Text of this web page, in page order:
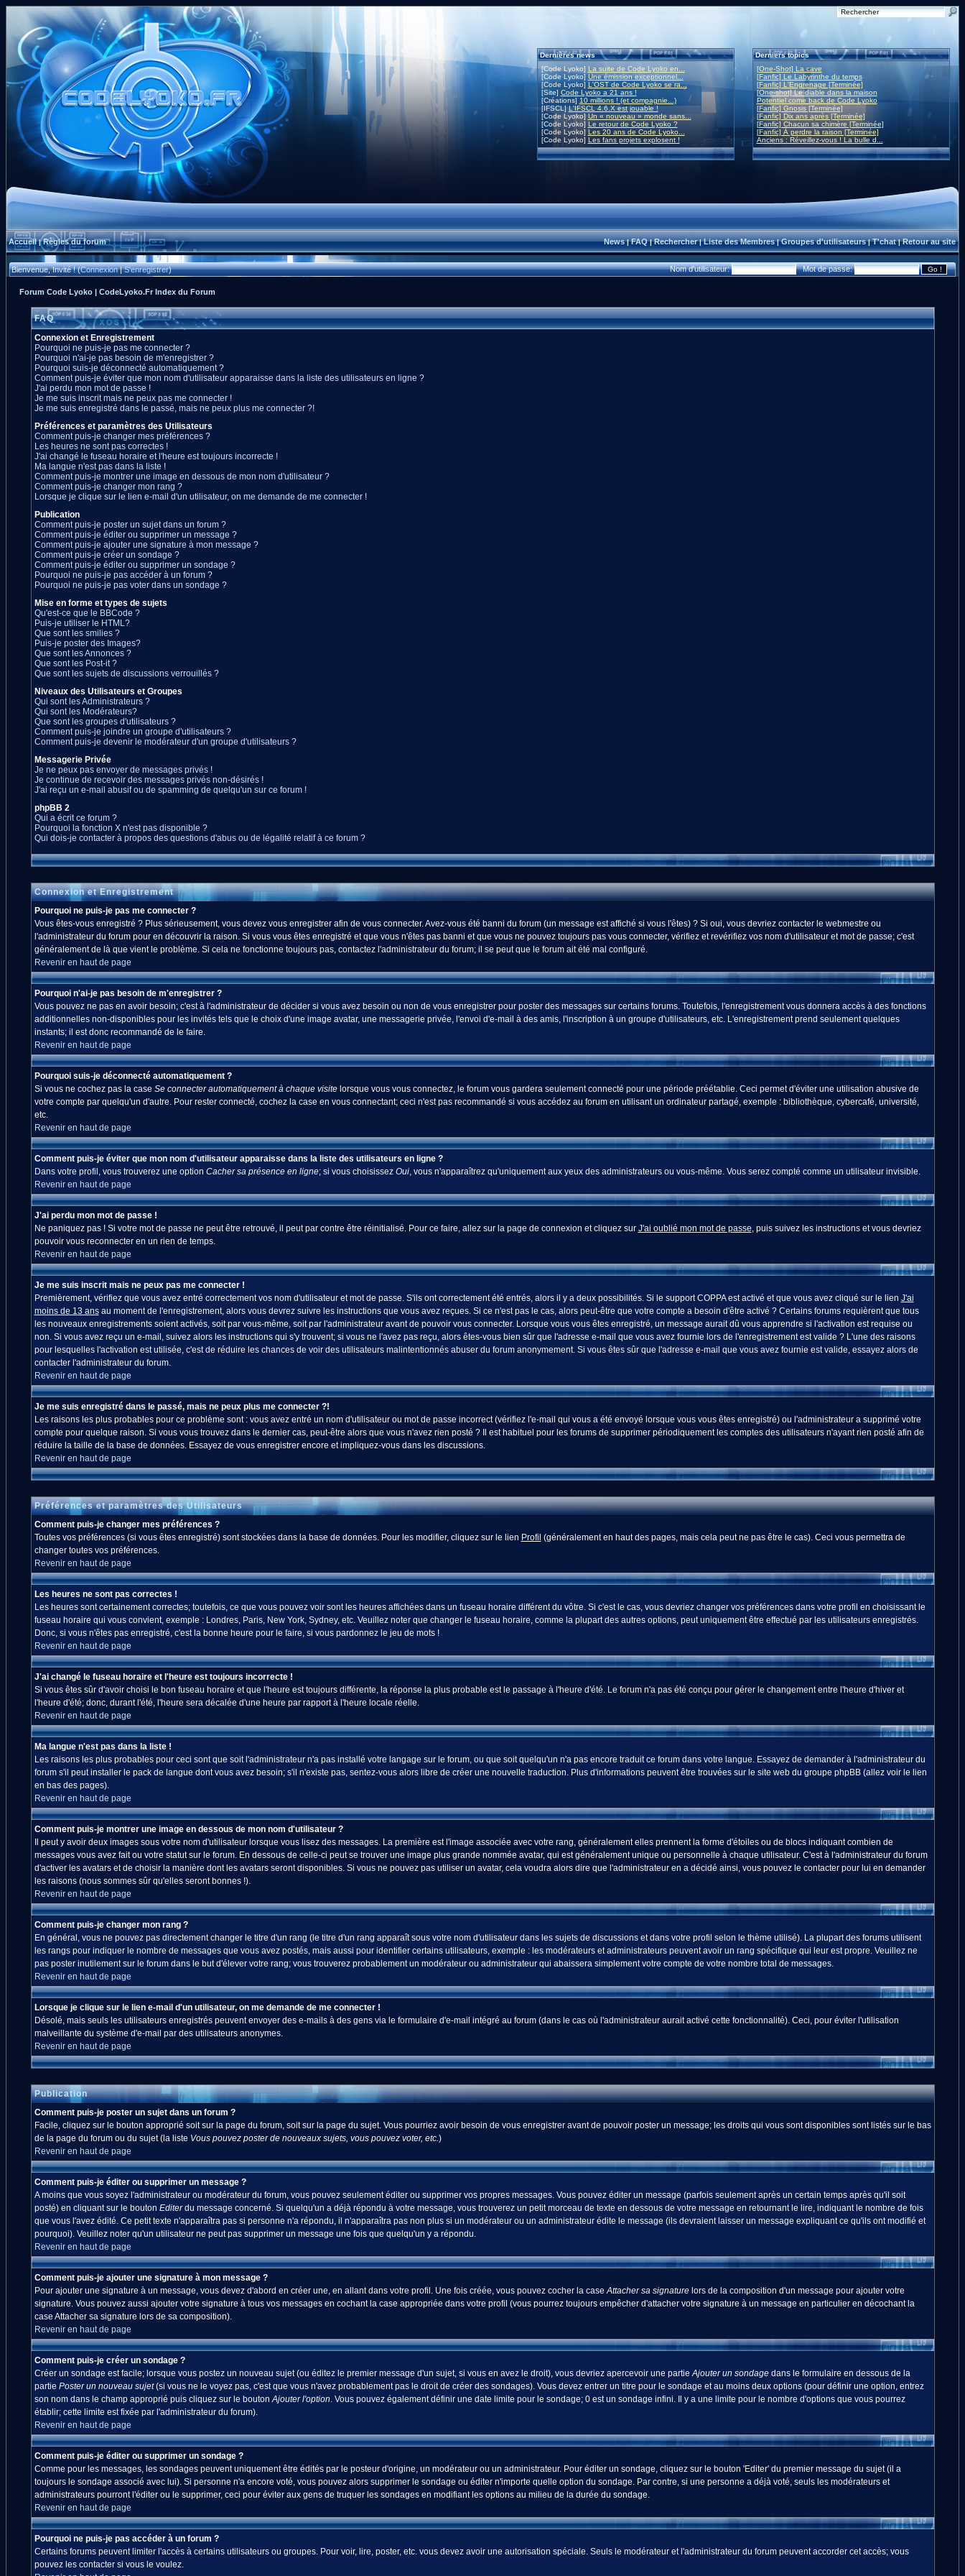
Dernières news
[Code Lyoko] La suite de Code Lyoko en...
[Code Lyoko]Une émission exceptionnel...
[Code Lyoko] L'OST de Code Lyoko se ra...
[Site] Code Lyoko a 21 ans !
[Créations] 10 millions ! (et compagnie...)
[IFSCL]L'IFSCL 4.6.X est jouable !
[Code Lyoko] Un « nouveau » monde sans...
[Code Lyoko] Le retour de Code Lyoko ?
[Code Lyoko] Les 20 ans de Code Lyoko...
[Code Lyoko] Les fans projets explosent !
Derniers topics
[One-Shot] La cave
[Fanfic] Le Labyrinthe du temps
[Fanfic] L'Engrenage [Terminée]
[One-shot] Le diable dans la maison
Potentiel come back de Code Lyoko
[Fanfic] Gnosis [Terminée]
[Fanfic] Dix ans après [Terminée]
[Fanfic] Chacun sa chimère [Terminée]
[Fanfic] À perdre la raison [Terminée]
Anciens : Réveillez-vous ! La bulle d...
Accueil|Règles du forum News|FAQ|Rechercher|Liste des Membres|Groupes d'utilisateurs|T'chat|Retour au site
Bienvenue, Invité ! (Connexion|S'enregistrer) Nom d'utilisateur: Mot de passe:
Forum Code Lyoko | CodeLyoko.Fr Index du Forum
FAQ
Connexion et Enregistrement
Pourquoi ne puis-je pas me connecter ?
Pourquoi n'ai-je pas besoin de m'enregistrer ?
Pourquoi suis-je déconnecté automatiquement ?
Comment puis-je éviter que mon nom d'utilisateur apparaisse dans la liste des utilisateurs en ligne ?
J'ai perdu mon mot de passe !
Je me suis inscrit mais ne peux pas me connecter !
Je me suis enregistré dans le passé, mais ne peux plus me connecter ?!
Préférences et paramètres des Utilisateurs
Comment puis-je changer mes préférences ?
Les heures ne sont pas correctes !
J'ai changé le fuseau horaire et l'heure est toujours incorrecte !
Ma langue n'est pas dans la liste !
Comment puis-je montrer une image en dessous de mon nom d'utilisateur ?
Comment puis-je changer mon rang ?
Lorsque je clique sur le lien e-mail d'un utilisateur, on me demande de me connecter !
Publication
Comment puis-je poster un sujet dans un forum ?
Comment puis-je éditer ou supprimer un message ?
Comment puis-je ajouter une signature à mon message ?
Comment puis-je créer un sondage ?
Comment puis-je éditer ou supprimer un sondage ?
Pourquoi ne puis-je pas accéder à un forum ?
Pourquoi ne puis-je pas voter dans un sondage ?
Mise en forme et types de sujets
Qu'est-ce que le BBCode ?
Puis-je utiliser le HTML?
Que sont les smilies ?
Puis-je poster des Images?
Que sont les Annonces ?
Que sont les Post-it ?
Que sont les sujets de discussions verrouillés ?
Niveaux des Utilisateurs et Groupes
Qui sont les Administrateurs ?
Qui sont les Modérateurs?
Que sont les groupes d'utilisateurs ?
Comment puis-je joindre un groupe d'utilisateurs ?
Comment puis-je devenir le modérateur d'un groupe d'utilisateurs ?
Messagerie Privée
Je ne peux pas envoyer de messages privés !
Je continue de recevoir des messages privés non-désirés !
J'ai reçu un e-mail abusif ou de spamming de quelqu'un sur ce forum !
phpBB 2
Qui a écrit ce forum ?
Pourquoi la fonction X n'est pas disponible ?
Qui dois-je contacter à propos des questions d'abus ou de légalité relatif à ce forum ?
Connexion et Enregistrement
Pourquoi ne puis-je pas me connecter ?
Vous êtes-vous enregistré ? Plus sérieusement, vous devez vous enregistrer afin de vous connecter. Avez-vous été banni du forum (un message est affiché si vous l'êtes) ? Si oui, vous devriez contacter le webmestre ou
l'administrateur du forum pour en découvrir la raison. Si vous vous êtes enregistré et que vous n'êtes pas banni et que vous ne pouvez toujours pas vous connecter, vérifiez et revérifiez vos nom d'utilisateur et mot de passe; c'est
généralement de là que vient le problème. Si cela ne fonctionne toujours pas, contactez l'administrateur du forum; il se peut que le forum ait été mal configuré.
Revenir en haut de page
Pourquoi n'ai-je pas besoin de m'enregistrer ?
Vous pouvez ne pas en avoir besoin; c'est à l'administrateur de décider si vous avez besoin ou non de vous enregistrer pour poster des messages sur certains forums. Toutefois, l'enregistrement vous donnera accès à des fonctions
additionnelles non-disponibles pour les invités tels que le choix d'une image avatar, une messagerie privée, l'envoi d'e-mail à des amis, l'inscription à un groupe d'utilisateurs, etc. L'enregistrement prend seulement quelques
instants; il est donc recommandé de le faire.
Revenir en haut de page
Pourquoi suis-je déconnecté automatiquement ?
Si vous ne cochez pas la case Se connecter automatiquement à chaque visitelorsque vous vous connectez, le forum vous gardera seulement connecté pour une période préétablie. Ceci permet d'éviter une utilisation abusive de
votre compte par quelqu'un d'autre. Pour rester connecté, cochez la case en vous connectant; ceci n'est pas recommandé si vous accédez au forum en utilisant un ordinateur partagé, exemple : bibliothèque, cybercafé, université,
etc.
Revenir en haut de page
Comment puis-je éviter que mon nom d'utilisateur apparaisse dans la liste des utilisateurs en ligne ?
Dans votre profil, vous trouverez une option Cacher sa présence en ligne; si vous choisissez Oui, vous n'apparaîtrez qu'uniquement aux yeux des administrateurs ou vous-même. Vous serez compté comme un utilisateur invisible.
Revenir en haut de page
J'ai perdu mon mot de passe !
Ne paniquez pas ! Si votre mot de passe ne peut être retrouvé, il peut par contre être réinitialisé. Pour ce faire, allez sur la page de connexion et cliquez sur J'ai oublié mon mot de passe, puis suivez les instructions et vous devriez
pouvoir vous reconnecter en un rien de temps.
Revenir en haut de page
Je me suis inscrit mais ne peux pas me connecter !
Premièrement, vérifiez que vous avez entré correctement vos nom d'utilisateur et mot de passe. S'ils ont correctement été entrés, alors il y a deux possibilités. Si le support COPPA est activé et que vous avez cliqué sur le lien J'ai
moins de 13 ansau moment de l'enregistrement, alors vous devrez suivre les instructions que vous avez reçues. Si ce n'est pas le cas, alors peut-être que votre compte a besoin d'être activé ? Certains forums requièrent que tous
les nouveaux enregistrements soient activés, soit par vous-même, soit par l'administrateur avant de pouvoir vous connecter. Lorsque vous vous êtes enregistré, un message aurait dû vous apprendre si l'activation est requise ou
non. Si vous avez reçu un e-mail, suivez alors les instructions qui s'y trouvent; si vous ne l'avez pas reçu, alors êtes-vous bien sûr que l'adresse e-mail que vous avez fournie lors de l'enregistrement est valide ? L'une des raisons
pour lesquelles l'activation est utilisée, c'est de réduire les chances de voir des utilisateurs malintentionnés abuser du forum anonymement. Si vous êtes sûr que l'adresse e-mail que vous avez fournie est valide, essayez alors de
contacter l'administrateur du forum.
Revenir en haut de page
Je me suis enregistré dans le passé, mais ne peux plus me connecter ?!
Les raisons les plus probables pour ce problème sont : vous avez entré un nom d'utilisateur ou mot de passe incorrect (vérifiez l'e-mail qui vous a été envoyé lorsque vous vous êtes enregistré) ou l'administrateur a supprimé votre
compte pour quelque raison. Si vous vous trouvez dans le dernier cas, peut-être alors que vous n'avez rien posté ? Il est habituel pour les forums de supprimer périodiquement les comptes des utilisateurs n'ayant rien posté afin de
réduire la taille de la base de données. Essayez de vous enregistrer encore et impliquez-vous dans les discussions.
Revenir en haut de page
Préférences et paramètres des Utilisateurs
Comment puis-je changer mes préférences ?
Toutes vos préférences (si vous êtes enregistré) sont stockées dans la base de données. Pour les modifier, cliquez sur le lien Profil (généralement en haut des pages, mais cela peut ne pas être le cas). Ceci vous permettra de
changer toutes vos préférences.
Revenir en haut de page
Les heures ne sont pas correctes !
Les heures sont certainement correctes; toutefois, ce que vous pouvez voir sont les heures affichées dans un fuseau horaire différent du vôtre. Si c'est le cas, vous devriez changer vos préférences dans votre profil en choisissant le
fuseau horaire qui vous convient, exemple : Londres, Paris, New York, Sydney, etc. Veuillez noter que changer le fuseau horaire, comme la plupart des autres options, peut uniquement être effectué par les utilisateurs enregistrés.
Donc, si vous n'êtes pas enregistré, c'est la bonne heure pour le faire, si vous pardonnez le jeu de mots !
Revenir en haut de page
J'ai changé le fuseau horaire et l'heure est toujours incorrecte !
Si vous êtes sûr d'avoir choisi le bon fuseau horaire et que l'heure est toujours différente, la réponse la plus probable est le passage à l'heure d'été. Le forum n'a pas été conçu pour gérer le changement entre l'heure d'hiver et
l'heure d'été; donc, durant l'été, l'heure sera décalée d'une heure par rapport à l'heure locale réelle.
Revenir en haut de page
Ma langue n'est pas dans la liste !
Les raisons les plus probables pour ceci sont que soit l'administrateur n'a pas installé votre langage sur le forum, ou que soit quelqu'un n'a pas encore traduit ce forum dans votre langue. Essayez de demander à l'administrateur du
forum s'il peut installer le pack de langue dont vous avez besoin; s'il n'existe pas, sentez-vous alors libre de créer une nouvelle traduction. Plus d'informations peuvent être trouvées sur le site web du groupe phpBB (allez voir le lien
en bas des pages).
Revenir en haut de page
Comment puis-je montrer une image en dessous de mon nom d'utilisateur ?
Il peut y avoir deux images sous votre nom d'utilisateur lorsque vous lisez des messages. La première est l'image associée avec votre rang, généralement elles prennent la forme d'étoiles ou de blocs indiquant combien de
messages vous avez fait ou votre statut sur le forum. En dessous de celle-ci peut se trouver une image plus grande nommée avatar, qui est généralement unique ou personnelle à chaque utilisateur. C'est à l'administrateur du forum
d'activer les avatars et de choisir la manière dont les avatars seront disponibles. Si vous ne pouvez pas utiliser un avatar, cela voudra alors dire que l'administrateur en a décidé ainsi, vous pouvez le contacter pour lui en demander
les raisons (nous sommes sûr qu'elles seront bonnes !).
Revenir en haut de page
Comment puis-je changer mon rang ?
En général, vous ne pouvez pas directement changer le titre d'un rang (le titre d'un rang apparaît sous votre nom d'utilisateur dans les sujets de discussions et dans votre profil selon le thème utilisé). La plupart des forums utilisent
les rangs pour indiquer le nombre de messages que vous avez postés, mais aussi pour identifier certains utilisateurs, exemple : les modérateurs et administrateurs peuvent avoir un rang spécifique qui leur est propre. Veuillez ne
pas poster inutilement sur le forum dans le but d'élever votre rang; vous trouverez probablement un modérateur ou administrateur qui abaissera simplement votre compte de votre nombre total de messages.
Revenir en haut de page
Lorsque je clique sur le lien e-mail d'un utilisateur, on me demande de me connecter !
Désolé, mais seuls les utilisateurs enregistrés peuvent envoyer des e-mails à des gens via le formulaire d'e-mail intégré au forum (dans le cas où l'administrateur aurait activé cette fonctionnalité). Ceci, pour éviter l'utilisation
malveillante du système d'e-mail par des utilisateurs anonymes.
Revenir en haut de page
Publication
Comment puis-je poster un sujet dans un forum ?
Facile, cliquez sur le bouton approprié soit sur la page du forum, soit sur la page du sujet. Vous pourriez avoir besoin de vous enregistrer avant de pouvoir poster un message; les droits qui vous sont disponibles sont listés sur le bas
de la page du forum ou du sujet (la liste Vous pouvez poster de nouveaux sujets, vous pouvez voter, etc.)
Revenir en haut de page
Comment puis-je éditer ou supprimer un message ?
A moins que vous soyez l'administrateur ou modérateur du forum, vous pouvez seulement éditer ou supprimer vos propres messages. Vous pouvez éditer un message (parfois seulement après un certain temps après qu'il soit
posté) en cliquant sur le bouton Editerdu message concerné. Si quelqu'un a déjà répondu à votre message, vous trouverez un petit morceau de texte en dessous de votre message en retournant le lire, indiquant le nombre de fois
que vous l'avez édité. Ce petit texte n'apparaîtra pas si personne n'a répondu, il n'apparaîtra pas non plus si un modérateur ou un administrateur édite le message (ils devraient laisser un message expliquant ce qu'ils ont modifié et
pourquoi). Veuillez noter qu'un utilisateur ne peut pas supprimer un message une fois que quelqu'un y a répondu.
Revenir en haut de page
Comment puis-je ajouter une signature à mon message ?
Pour ajouter une signature à un message, vous devez d'abord en créer une, en allant dans votre profil. Une fois créée, vous pouvez cocher la caseAttacher sa signaturelors de la composition d'un message pour ajouter votre
signature. Vous pouvez aussi ajouter votre signature à tous vos messages en cochant la case appropriée dans votre profil (vous pourrez toujours empêcher d'attacher votre signature à un message en particulier en décochant la
case Attacher sa signature lors de sa composition).
Revenir en haut de page
Comment puis-je créer un sondage ?
Créer un sondage est facile; lorsque vous postez un nouveau sujet (ou éditez le premier message d'un sujet, si vous en avez le droit), vous devriez apercevoir une partieAjouter un sondagedans le formulaire en dessous de la
partie Poster un nouveau sujet(si vous ne le voyez pas, c'est que vous n'avez probablement pas le droit de créer des sondages). Vous devez entrer un titre pour le sondage et au moins deux options (pour définir une option, entrez
son nom dans le champ approprié puis cliquez sur le boutonAjouter l'option. Vous pouvez également définir une date limite pour le sondage; 0 est un sondage infini. Il y a une limite pour le nombre d'options que vous pourrez
établir; cette limite est fixée par l'administrateur du forum).
Revenir en haut de page
Comment puis-je éditer ou supprimer un sondage ?
Comme pour les messages, les sondages peuvent uniquement être édités par le posteur d'origine, un modérateur ou un administrateur. Pour éditer un sondage, cliquez sur le bouton 'Editer' du premier message du sujet (il a
toujours le sondage associé avec lui). Si personne n'a encore voté, vous pouvez alors supprimer le sondage ou éditer n'importe quelle option du sondage. Par contre, si une personne a déjà voté, seuls les modérateurs et
administrateurs pourront l'éditer ou le supprimer, ceci pour éviter aux gens de truquer les sondages en modifiant les options au milieu de la durée du sondage.
Revenir en haut de page
Pourquoi ne puis-je pas accéder à un forum ?
Certains forums peuvent limiter l'accès à certains utilisateurs ou groupes. Pour voir, lire, poster, etc. vous devez avoir une autorisation spéciale. Seuls le modérateur et l'administrateur du forum peuvent accorder cet accès; vous
pouvez les contacter si vous le voulez.